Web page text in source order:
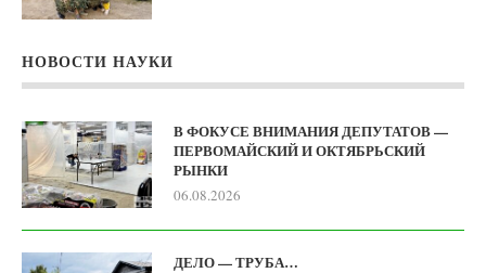
НОВОСТИ НАУКИ
В ФОКУСЕ ВНИМАНИЯ ДЕПУТАТОВ —
ПЕРВОМАЙСКИЙ И ОКТЯБРЬСКИЙ
РЫНКИ
06.08.2026
ДЕЛО — ТРУБА…